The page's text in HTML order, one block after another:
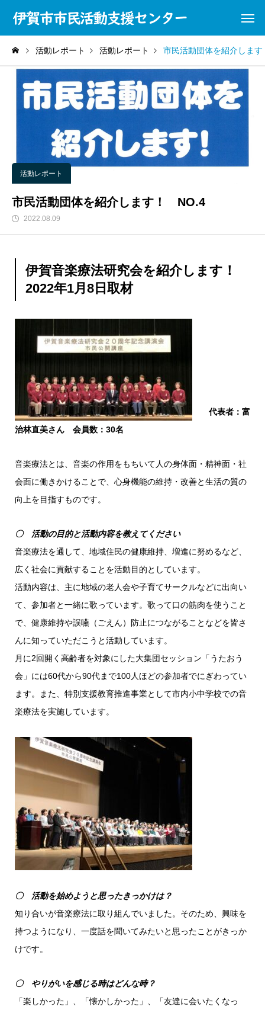
活動レポート 活動レポート 市民活動団体を紹介しま
活動レポート
市民活動団体を紹介します！ NO.4
2022.08.09
伊賀音楽療法研究会を紹介します！
2022年1月8日取材
代表者：富
治林直美さん 会員数：30名
音楽療法とは、音楽の作用をもちいて人の身体面・精神面・社
会面に働きかけることで、心身機能の維持・改善と生活の質の
向上を目指すものです。
〇 活動の目的と活動内容を教えてください
音楽療法を通して、地域住民の健康維持、増進に努めるなど、
広く社会に貢献することを活動目的としています。
活動内容は、主に地域の老人会や子育てサークルなどに出向い
て、参加者と一緒に歌っています。歌って口の筋肉を使うこと
で、健康維持や誤嚥（ごえん）防止につながることなどを皆さ
んに知っていただこうと活動しています。
月に2回開く高齢者を対象にした大集団セッション「うたおう
会」には60代から90代まで100人ほどの参加者でにぎわってい
ます。また、特別支援教育推進事業として市内小中学校での音
楽療法を実施しています。
〇 活動を始めようと思ったきっかけは？
知り合いが音楽療法に取り組んでいました。そのため、興味を
持つようになり、一度話を聞いてみたいと思ったことがきっか
けです。
〇 やりがいを感じる時はどんな時？
「楽しかった」、「懐かしかった」、「友達に会いたくなっ